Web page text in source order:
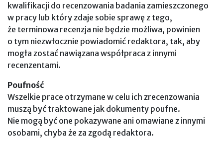
kwalifikacji do recenzowania badania zamieszczonego
w pracy lub który zdaje sobie sprawę z tego,
że terminowa recenzja nie będzie możliwa, powinien
o tym niezwłocznie powiadomić redaktora, tak, aby
mogła zostać nawiązana współpraca z innymi
recenzentami.
Poufność
Wszelkie prace otrzymane w celu ich zrecenzowania
muszą być traktowane jak dokumenty poufne.
Nie mogą być one pokazywane ani omawiane z innymi
osobami, chyba że za zgodą redaktora.